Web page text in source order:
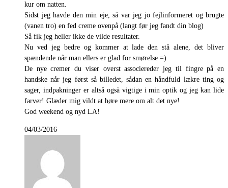
kur om natten.
Sidst jeg havde den min eje, så var jeg jo fejlinformeret og brugte
(vanen tro) en fed creme ovenpå (langt før jeg fandt din blog)
Så fik jeg heller ikke de vilde resultater.
Nu ved jeg bedre og kommer at lade den stå alene, det bliver
spændende når man ellers er glad for smørelse =)
De nye cremer du viser overst associereder jeg til fingre på en
handske når jeg først så billedet, sådan en håndfuld lækre ting og
sager, indpakninger er altså også vigtige i min optik og jeg kan lide
farver! Glæder mig vildt at høre mere om alt det nye!
God weekend og nyd LA!
04/03/2016